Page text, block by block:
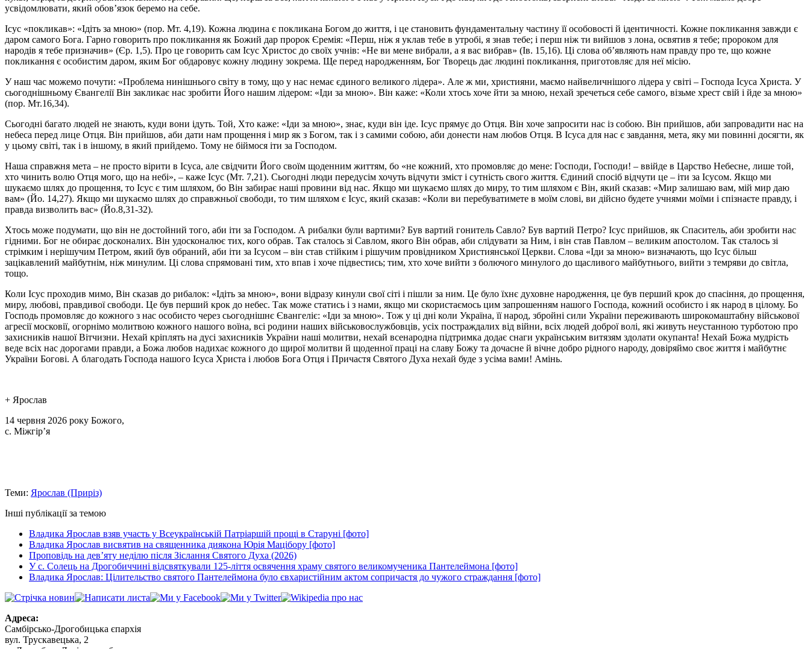
усвідомлювати, який обов’язок беремо на себе.
Ісус «покликав»: «Ідіть за мною» (пор. Мт. 4,19). Кожна людина є покликана Богом до життя, і це становить фундаментальну частину її особовості й ідентичності. Кожне покликання завжди є
даром самого Бога. Гарно говорить про покликання як Божий дар пророк Єремія: «Перш, ніж я уклав тебе в утробі, я знав тебе; і перш ніж ти вийшов з лона, освятив я тебе; пророком для
народів я тебе призначив» (Єр. 1,5). Про це говорить сам Ісус Христос до своїх учнів: «Не ви мене вибрали, а я вас вибрав» (Ів. 15,16). Ці слова об’являють нам правду про те, що кожне
покликання є особистим даром, яким Бог обдаровує кожну людину зокрема. Ще перед народженням, Бог Творець дає людині покликання, приготовляє для неї місію.
У наш час можемо почути: «Проблема нинішнього світу в тому, що у нас немає єдиного великого лідера». Але ж ми, християни, маємо найвеличнішого лідера у світі – Господа Ісуса Христа. У
сьогоднішньому Євангелії Він закликає нас зробити Його нашим лідером: «Іди за мною». Він каже: «Коли хтось хоче йти за мною, нехай зречеться себе самого, візьме хрест свій і йде за мною»
(пор. Мт.16,34).
Сьогодні багато людей не знають, куди вони ідуть. Той, Хто каже: «Іди за мною», знає, куди він іде. Ісус прямує до Отця. Він хоче запросити нас із собою. Він прийшов, аби запровадити нас на
небеса перед лице Отця. Він прийшов, аби дати нам прощення і мир як з Богом, так і з самими собою, аби донести нам любов Отця. В Ісуса для нас є завдання, мета, яку ми повинні досягти, як
у цьому світі, так і в іншому, в який прийдемо. Тому не біймося іти за Господом.
Наша справжня мета – не просто вірити в Ісуса, але свідчити Його своїм щоденним життям, бо «не кожний, хто промовляє до мене: Господи, Господи! – ввійде в Царство Небесне, лише той,
хто чинить волю Отця мого, що на небі», – каже Ісус (Мт. 7,21). Сьогодні люди передусім хочуть відчути зміст і сутність свого життя. Єдиний спосіб відчути це – іти за Ісусом. Якщо ми
шукаємо шлях до прощення, то Ісус є тим шляхом, бо Він забирає наші провини від нас. Якщо ми шукаємо шлях до миру, то тим шляхом є Він, який сказав: «Мир залишаю вам, мій мир даю
вам» (Йо. 14,27). Якщо ми шукаємо шлях до справжньої свободи, то тим шляхом є Ісус, який сказав: «Коли ви перебуватимете в моїм слові, ви дійсно будете учнями моїми і спізнаєте правду, і
правда визволить вас» (Йо.8,31-32).
Хтось може подумати, що він не достойний того, аби іти за Господом. А рибалки були вартими? Був вартий гонитель Савло? Був вартий Петро? Ісус прийшов, як Спаситель, аби зробити нас
гідними. Бог не обирає досконалих. Він удосконалює тих, кого обрав. Так сталось зі Савлом, якого Він обрав, аби слідувати за Ним, і він став Павлом – великим апостолом. Так сталось зі
стрімким і нерішучим Петром, який був обраний, аби іти за Ісусом – він став стійким і рішучим провідником Християнської Церкви. Слова «Іди за мною» визначають, що Ісус більш
зацікавлений майбутнім, ніж минулим. Ці слова спрямовані тим, хто впав і хоче підвестись; тим, хто хоче вийти з болючого минулого до щасливого майбутнього, вийти з темряви до світла,
тощо.
Коли Ісус проходив мимо, Він сказав до рибалок: «Ідіть за мною», вони відразу кинули свої сіті і пішли за ним. Це було їхнє духовне народження, це був перший крок до спасіння, до прощення,
миру, любові, правдивої свободи. Це був перший крок до небес. Так може статись і з нами, якщо ми скористаємось цим запрошенням нашого Господа, кожний особисто і як народ в цілому. Бо
Господь промовляє до кожного з нас особисто через сьогоднішнє Євангеліє: «Іди за мною». Тож у ці дні коли Україна, її народ, збройні сили України переживають широкомаштабну військової
агресії московії, огорнімо молитвою кожного нашого воїна, всі родини наших військовослужбовців, усіх постраждалих від війни, всіх людей доброї волі, які живуть неустанною турботою про
захисників нашої Вітчизни. Нехай кріплять на дусі захисників України наші молитви, нехай всенародна підтримка додає снаги українським витязям здолати окупанта! Нехай Божа мудрість
веде всіх нас дорогами правди, а Божа любов надихає кожного до щирої молитви й щоденної праці на славу Божу та дочасне й вічне добро рідного народу, довіряймо своє життя і майбутнє
України Богові. А благодать Господа нашого Ісуса Христа і любов Бога Отця і Причастя Святого Духа нехай буде з усіма вами! Амінь.
+ Ярослав
14 червня 2026 року Божого,
с. Міжгір’я
Теми: Ярослав (Приріз)
Інші публікації за темою
Владика Ярослав взяв участь у Всеукраїнській Патріаршій прощі в Старуні [фото]
Владика Ярослав висвятив на священника диякона Юрія Мацібору [фото]
Проповідь на дев’яту неділю після Зіслання Святого Духа (2026)
У с. Солець на Дрогобиччині відсвяткували 125-ліття освячення храму святого великомученика Пантелеймона [фото]
Владика Ярослав: Цілительство святого Пантелеймона було євхаристійним актом сопричастя до чужого страждання [фото]
Адреса:
Самбірсько-Дрогобицька єпархія
вул. Трускавецька, 2